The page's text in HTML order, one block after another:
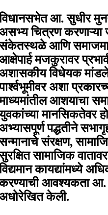
आ. सुधीर
चित्रण करणाऱ्या
आणि
मजकुरावर
विधेयक मांडले.
अशा
आशयाचा
मानसिकतेवर
पद्धतीने
संरक्षण,
सामाजिक
कायद्यांमध्ये
आवश्यकता आ.
केली.